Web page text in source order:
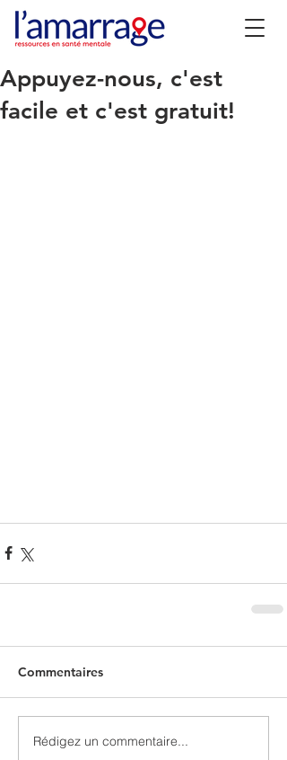
Appuyez-nous, c'est
facile et c'est gratuit!
Commentaires
Rédigez un commentaire...